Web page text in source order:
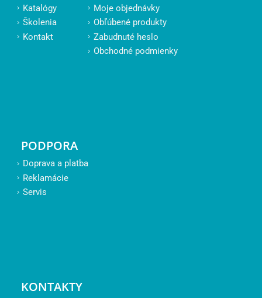
Katalógy
Školenia
Kontakt
Moje objednávky
Obľúbené produkty
Zabudnuté heslo
Obchodné podmienky
PODPORA
Doprava a platba
Reklamácie
Servis
KONTAKTY